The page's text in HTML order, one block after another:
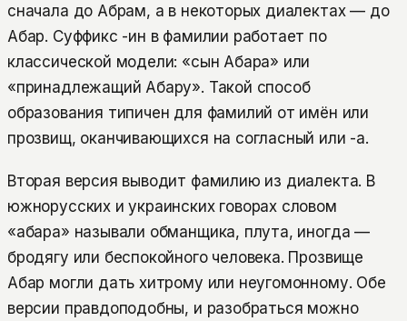
сначала до Абрам, а в некоторых диалектах — до
Абар. Суффикс -ин в фамилии работает по
классической модели: «сын Абара» или
«принадлежащий Абару». Такой способ
образования типичен для фамилий от имён или
прозвищ, оканчивающихся на согласный или -а.
Вторая версия выводит фамилию из диалекта. В
южнорусских и украинских говорах словом
«абара» называли обманщика, плута, иногда —
бродягу или беспокойного человека. Прозвище
Абар могли дать хитрому или неугомонному. Обе
версии правдоподобны, и разобраться можно